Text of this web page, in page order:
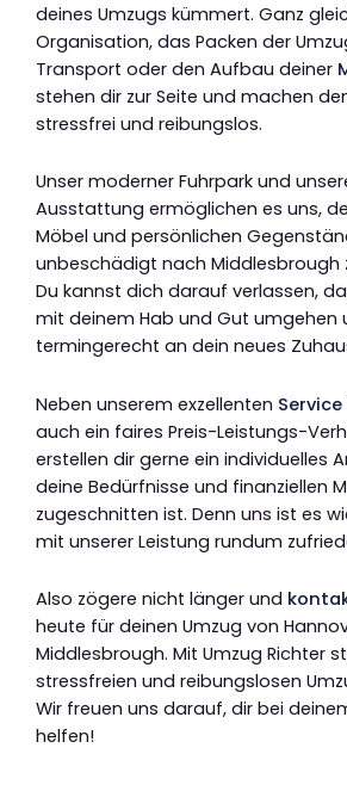
deines Umzugs kümmert. Ganz
Organisation, das Packen der
Transport oder den Aufbau deiner
stehen dir zur Seite und machen
stressfrei und reibungslos.
Unser moderner Fuhrpark und
Ausstattung ermöglichen es uns,
Möbel und persönlichen
unbeschädigt nach Middlesbrough
Du kannst dich darauf verlassen,
mit deinem Hab und Gut umgehen
termingerecht an dein neues
Neben unserem exzellenten Service
auch ein faires Preis-Leistungs-
erstellen dir gerne ein individuelles
deine Bedürfnisse und finanziellen
zugeschnitten ist. Denn uns ist es
mit unserer Leistung rundum
Also zögere nicht länger und
heute für deinen Umzug von
Middlesbrough. Mit Umzug Richter
stressfreien und reibungslosen
Wir freuen uns darauf, dir bei
helfen!